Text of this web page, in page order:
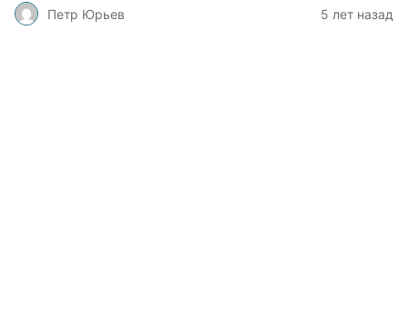
Петр Юрьев 5 лет назад